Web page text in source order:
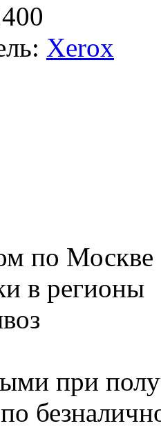
Xerox
по Москве
в регионы
при